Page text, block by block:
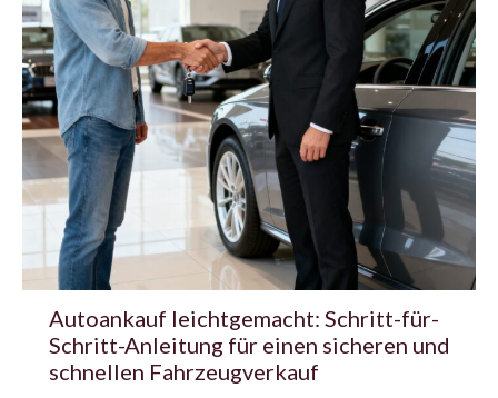
Autoankauf leichtgemacht: Schritt-für-
Schritt-Anleitung für einen sicheren und
schnellen Fahrzeugverkauf